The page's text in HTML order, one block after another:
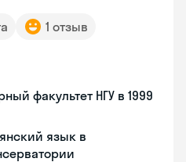
1 отзыв
факультет НГУ в 1999
язык в